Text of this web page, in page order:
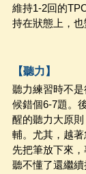
維持1-2回的
持在狀態上，也
【聽力】
聽力練習時不
候錯個6-7題。
醒的聽力大原
輔。尤其，越著
先把筆放下來
聽不懂了還繼續